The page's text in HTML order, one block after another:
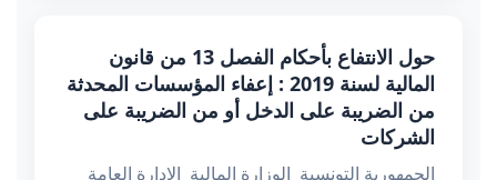
حول الانتفاع بأحكام الفصل 13 من قانون
المالية لسنة 2019 : إعفاء المؤسسات المحدثة
من الضريبة على الدخل أو من الضريبة على
الشركات
الجمهورية التونسية الوزارة المالية الإدارة العامة